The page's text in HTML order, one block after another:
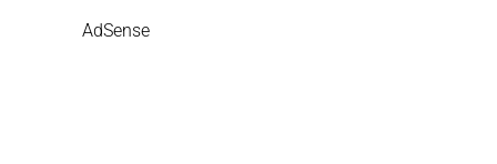
AdSense